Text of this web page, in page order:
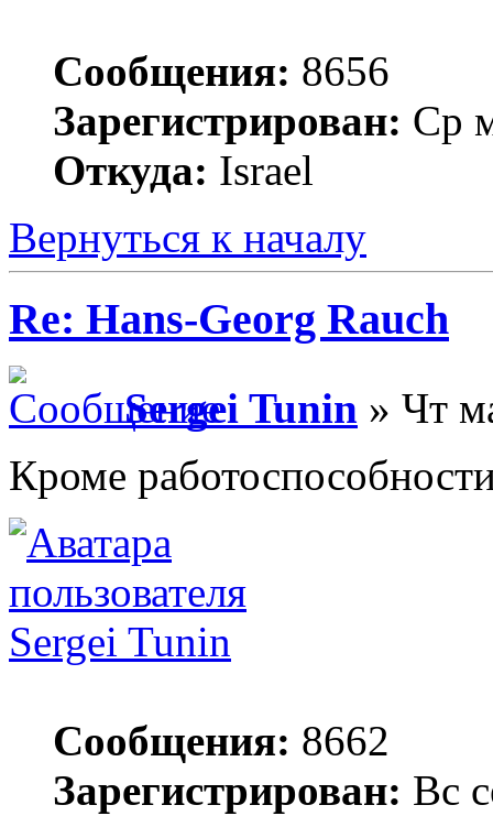
Сообщения: 8656
Зарегистрирован: Ср
Откуда: Israel
Вернуться к началу
Re: Hans-Georg Rauch
Sergei Tunin » Чт
Кроме
Sergei Tunin
Сообщения: 8662
Зарегистрирован: Вс